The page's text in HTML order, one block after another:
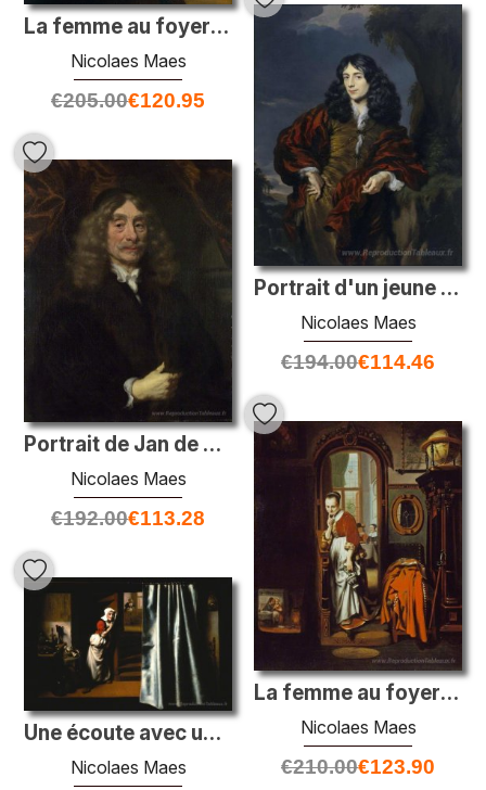
La femme au foyer écoute
Nicolaes Maes
€205.00€120.95
Portrait d'un jeune homme, peut-être Simon Van Alphen
Nicolaes Maes
€194.00€114.46
Portrait de Jan de Reus
Nicolaes Maes
€192.00€113.28
La femme au foyer écoute
Nicolaes Maes
€210.00€123.90
Une écoute avec une femme grondant
Nicolaes Maes